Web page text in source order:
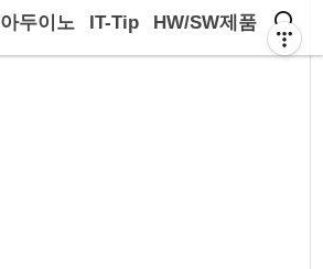
아두이노 IT-Tip HW/SW제품